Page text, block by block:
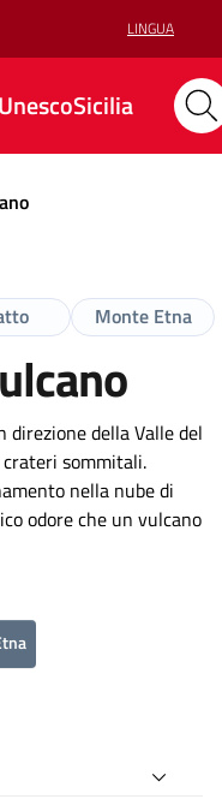
LINGUA
Monte Etna
della Valle del
crateri sommitali.
nella nube di
odore che un vulcano